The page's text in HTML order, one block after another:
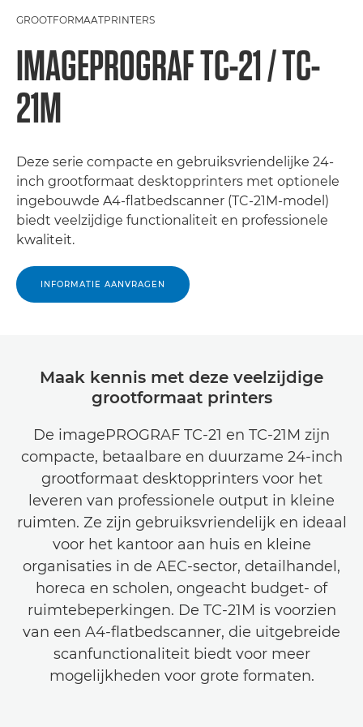
GROOTFORMAATPRINTERS
IMAGEPROGRAF TC-21 / TC-
21M
Deze serie compacte en gebruiksvriendelijke 24-
inch grootformaat desktopprinters met optionele
ingebouwde A4-flatbedscanner (TC-21M-model)
biedt veelzijdige functionaliteit en professionele
kwaliteit.
INFORMATIE AANVRAGEN
Maak kennis met deze veelzijdige
grootformaat printers
De imagePROGRAF TC-21 en TC-21M zijn
compacte, betaalbare en duurzame 24-inch
grootformaat desktopprinters voor het
leveren van professionele output in kleine
ruimten. Ze zijn gebruiksvriendelijk en ideaal
voor het kantoor aan huis en kleine
organisaties in de AEC-sector, detailhandel,
horeca en scholen, ongeacht budget- of
ruimtebeperkingen. De TC-21M is voorzien
van een A4-flatbedscanner, die uitgebreide
scanfunctionaliteit biedt voor meer
mogelijkheden voor grote formaten.